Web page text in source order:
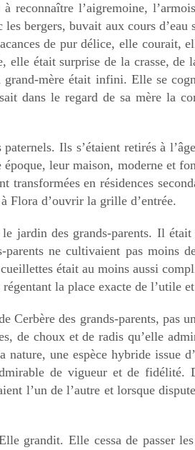
reconnaître l’aigremoine,
bergers, buvait aux cours d’eau
de pur délice, elle courait,
était surprise de la crasse, de
mère était infini. Elle se
dans le regard de sa mère la
Ils s’étaient retirés à
leur maison, moderne et
en résidences
Flora d’ouvrir la grille d’entrée.
jardin des grands-parents. Il
ne cultivaient pas moins
était au moins aussi
la place exacte de l’utile
Cerbère des grands-parents, pas
de choux et de radis qu’elle
une espèce hybride issue
de vigueur et de fidélité.
l’un de l’autre et lorsque
grandit. Elle cessa de passer les